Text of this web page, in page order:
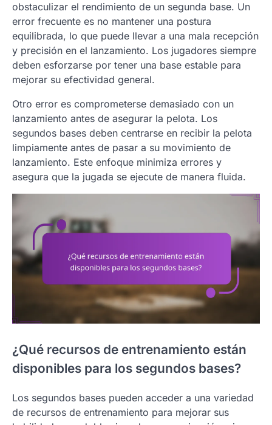
obstaculizar el rendimiento de un segunda base. Un
error frecuente es no mantener una postura
equilibrada, lo que puede llevar a una mala recepción
y precisión en el lanzamiento. Los jugadores siempre
deben esforzarse por tener una base estable para
mejorar su efectividad general.
Otro error es comprometerse demasiado con un
lanzamiento antes de asegurar la pelota. Los
segundos bases deben centrarse en recibir la pelota
limpiamente antes de pasar a su movimiento de
lanzamiento. Este enfoque minimiza errores y
asegura que la jugada se ejecute de manera fluida.
¿Qué recursos de entrenamiento están
disponibles para los segundos bases?
Los segundos bases pueden acceder a una variedad
de recursos de entrenamiento para mejorar sus